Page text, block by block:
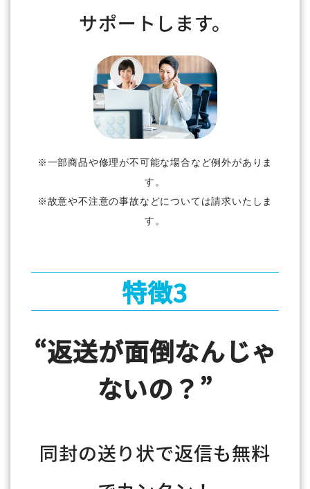
サポートします。
※一部商品や修理が不可能な場合など例外がありま
す。
※故意や不注意の事故などについては請求いたしま
す。
特徴3
“返送が面倒なんじゃ
ないの？”
同封の送り状で返信も無料